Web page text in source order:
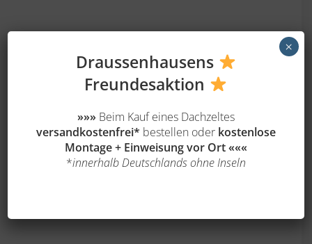
Draussenhausens
Freundesaktion
»»» Beim Kauf eines Dachzeltes
versandkostenfrei* bestellen oder kostenlose
Montage + Einweisung vor Ort«««
*innerhalb Deutschlands ohne Inseln
×